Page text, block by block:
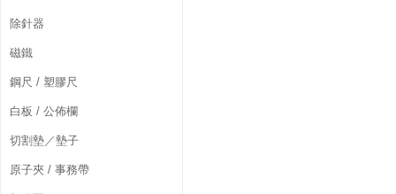
除針器
磁鐵
鋼尺 / 塑膠尺
白板 / 公佈欄
切割墊／墊子
原子夾 / 事務帶